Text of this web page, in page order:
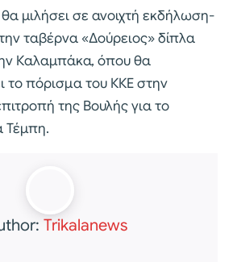
μιλήσει σε ανοιχτή εκδήλωση-
ταβέρνα «Δούρειος» δίπλα
Καλαμπάκα, όπου θα
το πόρισμα του ΚΚΕ στην
της Βουλής για το
Τέμπη.
Trikalanews